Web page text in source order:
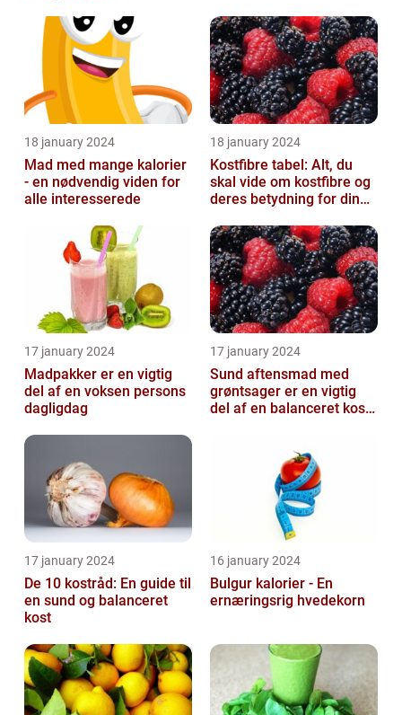
18 january 2024
Mad med mange kalorier
- en nødvendig viden for
alle interesserede
18 january 2024
Kostfibre tabel: Alt, du
skal vide om kostfibre og
deres betydning for din
17 january 2024
Madpakker er en vigtig
del af en voksen persons
dagligdag
17 january 2024
Sund aftensmad med
grøntsager er en vigtig
del af en balanceret kost,
17 january 2024
De 10 kostråd: En guide til
en sund og balanceret
kost
16 january 2024
Bulgur kalorier - En
ernæringsrig hvedekorn